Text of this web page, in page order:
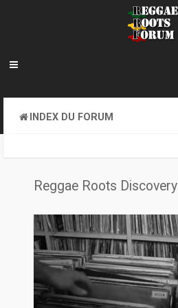
INDEX DU FORUM
Reggae Roots Discovery